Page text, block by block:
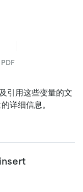
引用这些变量的文
详细信息。